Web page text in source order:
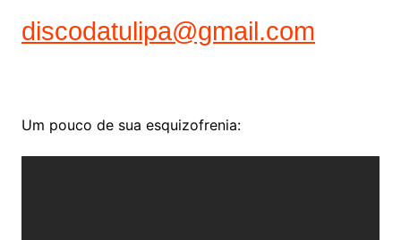
discodatulipa@gmail.com
Um pouco de sua esquizofrenia: